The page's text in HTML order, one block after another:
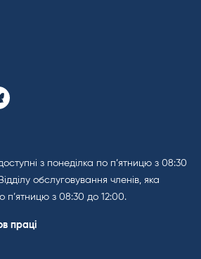
з понеділка по п’ятницю з 08:30
обслуговування членів, яка
п’ятницю з 08:30 до 12:00.
праці